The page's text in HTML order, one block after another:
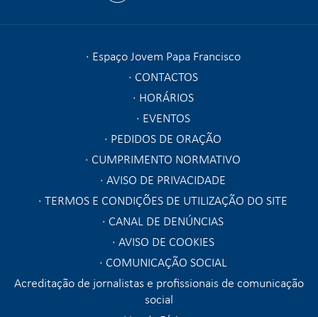
Espaço Jovem Papa Francisco
CONTACTOS
HORÁRIOS
EVENTOS
PEDIDOS DE ORAÇÃO
CUMPRIMENTO NORMATIVO
AVISO DE PRIVACIDADE
TERMOS E CONDIÇÕES DE UTILIZAÇÃO DO SITE
CANAL DE DENÚNCIAS
AVISO DE COOKIES
COMUNICAÇÃO SOCIAL
Acreditação de jornalistas e profissionais de comunicação
social